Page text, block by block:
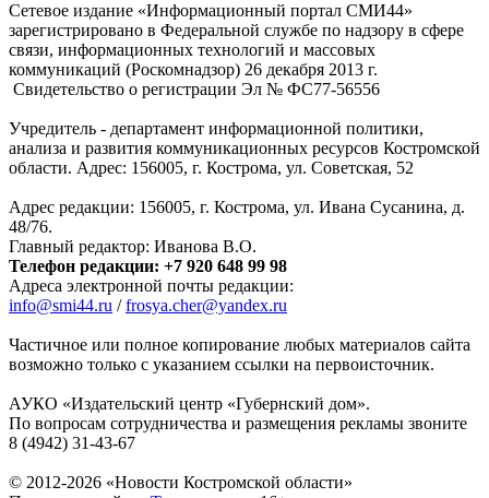
Сетевое издание «Информационный портал СМИ44»
зарегистрировано в Федеральной службе по надзору в сфере
связи, информационных технологий и массовых
коммуникаций (Роскомнадзор) 26 декабря 2013 г.
Свидетельство о регистрации Эл № ФC77-56556
Учредитель - департамент информационной политики,
анализа и развития коммуникационных ресурсов Костромской
области. Адрес: 156005, г. Кострома, ул. Советская, 52
Адрес редакции: 156005, г. Кострома, ул. Ивана Сусанина, д.
48/76.
Главный редактор: Иванова В.О.
Телефон редакции: +7 920 648 99 98
Адреса электронной почты редакции:
info@smi44.ru /frosya.cher@yandex.ru
Частичное или полное копирование любых материалов сайта
возможно только с указанием ссылки на первоисточник.
АУКО «Издательский центр «Губернский дом».
По вопросам сотрудничества и размещения рекламы звоните
8 (4942) 31-43-67
© 2012-2026 «Новости Костромской области»